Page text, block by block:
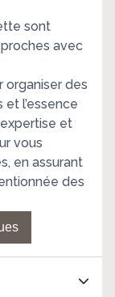
sont
avec
organiser des
l’essence
et
vous
en assurant
des